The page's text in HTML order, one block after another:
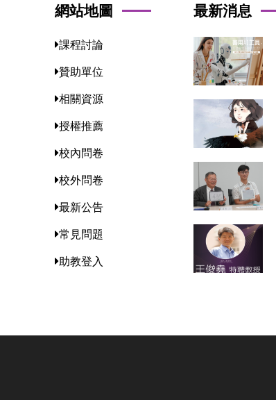
網站地圖
課程討論
贊助單位
相關資源
授權推薦
校內問卷
校外問卷
最新公告
常見問題
助教登入
最新消息